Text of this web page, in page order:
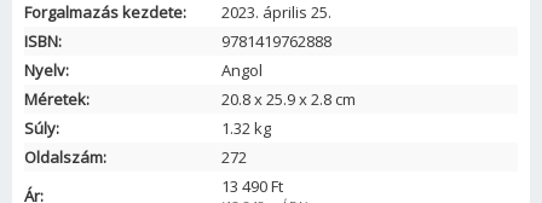
Forgalmazás kezdete:
2023. április 25.
ISBN:
9781419762888
Nyelv:
Angol
Méretek:
20.8x25.9x2.8cm
Súly:
1.32 kg
Oldalszám:
272
Ár:
13 490 Ft